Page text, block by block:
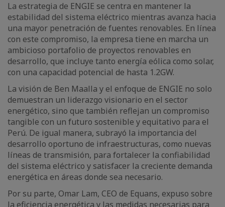
La estrategia de ENGIE se centra en mantener la
estabilidad del sistema eléctrico mientras avanza hacia
una mayor penetración de fuentes renovables. En línea
con este compromiso, la empresa tiene en marcha un
ambicioso portafolio de proyectos renovables en
desarrollo, que incluye tanto energía eólica como solar,
con una capacidad potencial de hasta 1.2GW.
La visión de Ben Maalla y el enfoque de ENGIE no solo
demuestran un liderazgo visionario en el sector
energético, sino que también reflejan un compromiso
tangible con un futuro sostenible y equitativo para el
Perú. De igual manera, subrayó la importancia del
desarrollo oportuno de infraestructuras, como nuevas
líneas de transmisión, para fortalecer la confiabilidad
del sistema eléctrico y satisfacer la creciente demanda
energética en áreas donde sea necesario.
Por su parte, Omar Lam, CEO de Equans, expuso sobre
la eficiencia energética y las medidas necesarias para